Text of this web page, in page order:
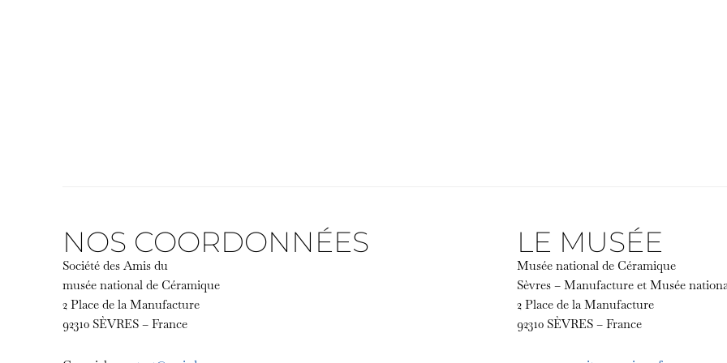
NOS COORDONNÉES
Société des Amis du
musée national de Céramique
2 Place de la Manufacture
92310 SÈVRES – France
LE MUSÉE
Musée national de Céramique
Sèvres – Manufacture et Musée
2 Place de la Manufacture
92310 SÈVRES – France